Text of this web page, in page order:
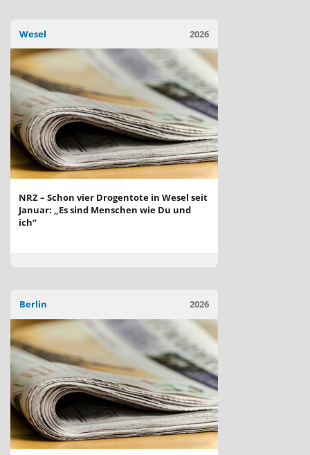
2026
Wesel
NRZ – Schon vier Drogentote in Wesel seit
Januar: „Es sind Menschen wie Du und
ich“
2026
Berlin